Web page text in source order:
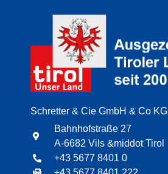
Schretter & Cie GmbH & Co KG
Bahnhofstraße 27
A-6682 Vils &middot Tirol
+43 5677 8401 0